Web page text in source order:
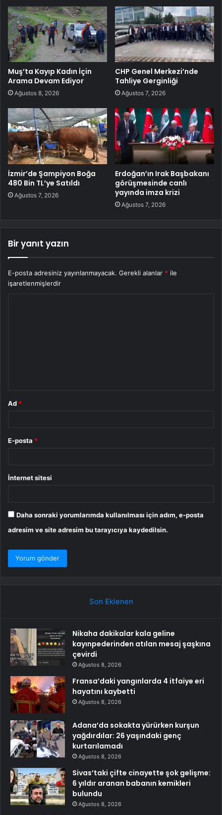
Muş’ta Kayıp Kadın İçin
Arama Devam Ediyor
Ağustos 8, 2026
CHP Genel Merkezi’nde
Tahliye Gerginliği
Ağustos 7, 2026
İzmir’de Şampiyon Boğa
480 Bin TL’ye Satıldı
Ağustos 7, 2026
Erdoğan’ın Irak Başbakanı
görüşmesinde canlı
yayında imza krizi
Ağustos 7, 2026
Bir yanıt yazın
E-posta adresiniz yayınlanmayacak. Gerekli alanlar * ile
işaretlenmişlerdir
Ad *
E-posta *
İnternet sitesi
Daha sonraki yorumlarımda kullanılması için adım, e-posta
adresim ve site adresim bu tarayıcıya kaydedilsin.
Son Eklenen
Nikaha dakikalar kala geline
kayınpederinden atılan mesaj şaşkına
çevirdi
Ağustos 8, 2026
Fransa’daki yangınlarda 4 itfaiye eri
hayatını kaybetti
Ağustos 8, 2026
Adana’da sokakta yürürken kurşun
yağdırdılar: 26 yaşındaki genç
kurtarılamadı
Ağustos 8, 2026
Sivas’taki çifte cinayette şok gelişme:
6 yıldır aranan babanın kemikleri
bulundu
Ağustos 8, 2026